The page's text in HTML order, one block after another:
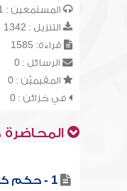
المستمعين : 131
التنزيل : 1342
قراءة: 1585
الرسائل : 0
المقيميّن : 0
في خزائن : 0
المحاضرة
1 - حكم